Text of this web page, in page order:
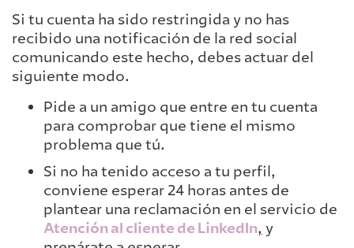
Si tu cuenta ha sido restringida y no has
recibido una notificación de la red social
comunicando este hecho, debes actuar del
siguiente modo.
Pide a un amigo que entre en tu cuenta
para comprobar que tiene el mismo
problema que tú.
Si no ha tenido acceso a tu perfil,
conviene esperar 24 horas antes de
plantear una reclamación en el servicio de
Atención al cliente de LinkedIn, y